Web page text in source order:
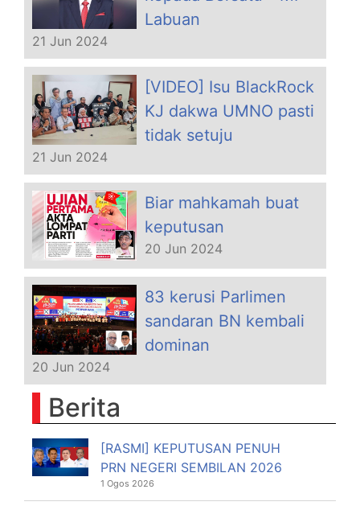
Labuan
21 Jun 2024
[VIDEO] Isu BlackRock
KJ dakwa UMNO pasti
tidak setuju
21 Jun 2024
Biar mahkamah buat
keputusan
20 Jun 2024
83 kerusi Parlimen
sandaran BN kembali
dominan
20 Jun 2024
Berita
[RASMI] KEPUTUSAN PENUH
PRN NEGERI SEMBILAN 2026
1 Ogos 2026